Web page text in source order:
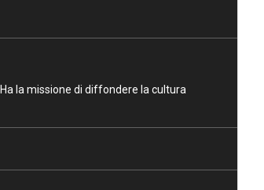
la missione di diffondere la cultura